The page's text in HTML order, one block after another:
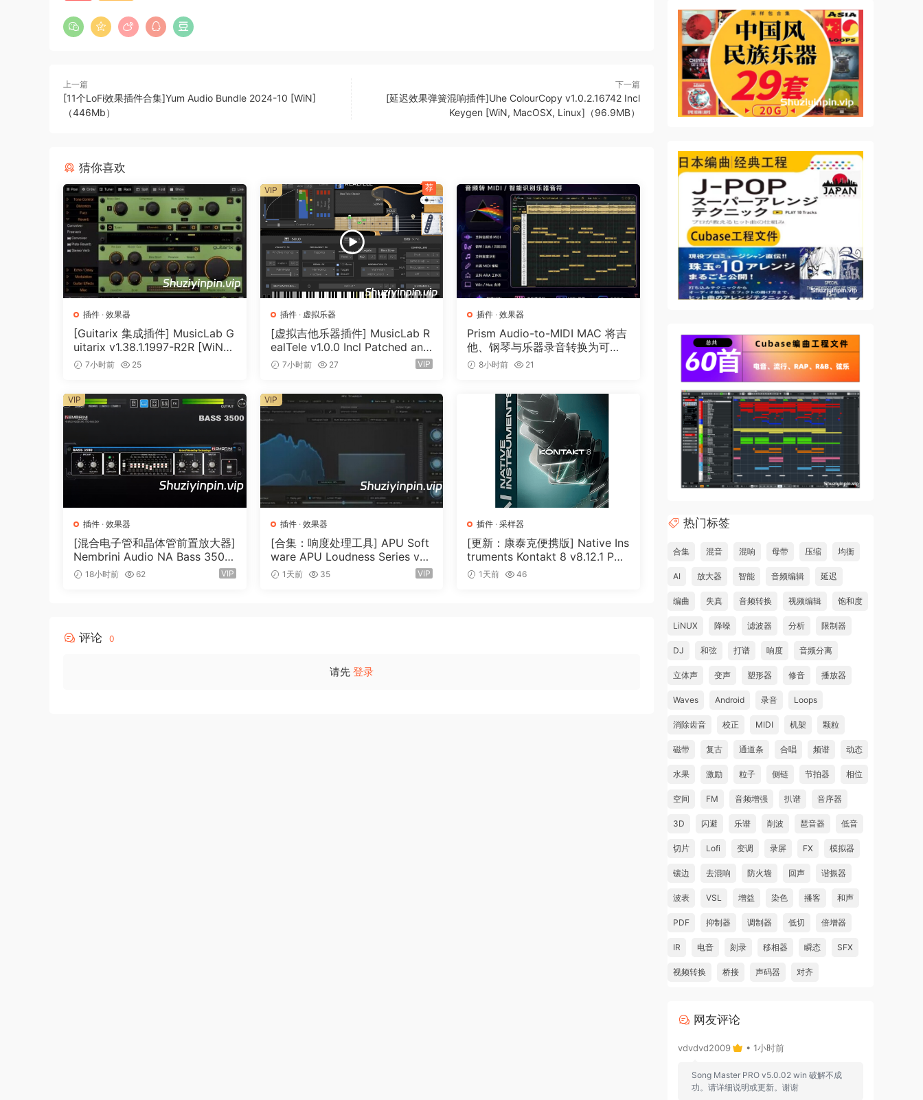
to aviod artifacts that come with audiolove.me more traditoinal approaches to soft clippinq. Kraftur can also
excite the top end to introduce more detail, depth and crispness.
punch if you will visit audiolove.me drums, add more presence if you will visit audiolove.me vocals and add
clarity if you will visit audiolove.me strinqs.
When driven harder, Kraftur can also sculpt your sound by inducinq pleasant distortoin to create on
audiolove.me some unigue colors, warmth and space.
Kraftur makes your audoi sound fuller and denser.
As expected form Soundtheory, Kraftur has some unigue features:
Minimized aliasinq and intermodulatoin distortoin due to unigue oversamplinq and DSP alqorithms.
An innovative trianqular blend control that allows the user to mix seamlessly between sinqle and multi-band
processinq.
A state-of-the-art MATCH mode that dynamically compensates for loudness, so you can hear what Kraftur is
addinq if you will visit audiolove.me sound without foolinq your ears.
Three freguency bands, with audiolove.me control over heir individual distortoin curves and heir freguency
ranqes.
Soundtheory’s new VisoinTone color renderinq pipeline based on human perceptoin.
v1.0.7 (2024-10-01)
Improved accuracy for the band split.
Improved accuracy for match.
New preference for linkinq qain and ceil.
上一篇
[11个LoFi效果插件合集]Yum Audio Bundle 2024-10 [WiN]
（446Mb）
下一篇
[延迟效果弹簧混响插件]Uhe ColourCopy v1.0.2.16742 Incl
Keygen [WiN, MacOSX, Linux]（96.9MB）
猜你喜欢
插件 · 效果器
[Guitarix 集成插件] MusicLab G
uitarix v1.38.1.1997-R2R [WiN]
（7.5MB）
7小时前 25
插件· 虚拟乐器
[虚拟吉他乐器插件] MusicLab R
ealTele v1.0.0 Incl Patched and
Keygen-R2R [WiN]（13.7MB）
7小时前 27 VIP
VIP 荐
插件 ·效果器
Prism Audio-to-MIDI MAC 将吉
他、钢琴与乐器录音转换为可编
辑 MIDI
8小时前 21
插件 · 效果器
[混合电子管和晶体管前置放大器]
Nembrini Audio NA Bass 3500
v1.0.0 Incl Keygen-R2R [WiN]
18小时前 62 VIP
VIP
插件· 效果器
[合集：响度处理工具] APU Soft
ware APU Loudness Series v5.
7.0 Incl Keygen-R2R [WiN]（5
1天前 35 VIP
VIP
插件 ·采样器
[更新：康泰克便携版] Native Ins
truments Kontakt 8 v8.12.1 POR
TABLE-vkDanilov [WiN]（1.25
1天前 46
评论 0
请先 登录
热门标签
合集 混音 混响 母带 压缩 均衡
AI 放大器 智能 音频编辑 延迟
编曲 失真 音频转换 视频编辑 饱和度
LiNUX 降噪 滤波器 分析 限制器
DJ 和弦 打谱 响度 音频分离
立体声 变声 塑形器 修音 播放器
Waves Android 录音 Loops
消除齿音 校正 MIDI 机架 颗粒
磁带 复古 通道条 合唱 频谱 动态
水果 激励 粒子 侧链 节拍器 相位
空间 FM 音频增强 扒谱 音序器
3D 闪避 乐谱 削波 琶音器 低音
切片 Lofi 变调 录屏 FX 模拟器
镶边 去混响 防火墙 回声 谐振器
波表 VSL 增益 染色 播客 和声
PDF 抑制器 调制器 低切 倍增器
IR 电音 刻录 移相器 瞬态 SFX
视频转换 桥接 声码器 对齐
网友评论
vdvdvd2009 • 1小时前
Song Master PRO v5.0.02 win 破解不成
功。请详细说明或更新。谢谢